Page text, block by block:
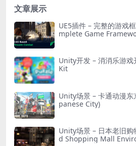
文章展示
UE5插件 – 完整的游戏
mplete Game
Unity开发 – 消消乐游
Kit
Unity场景 – 卡通动漫
panese City)
Unity场景 – 日本老旧
d Shopping Mall